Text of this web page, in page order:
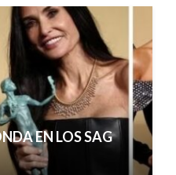
EN LOS SAG